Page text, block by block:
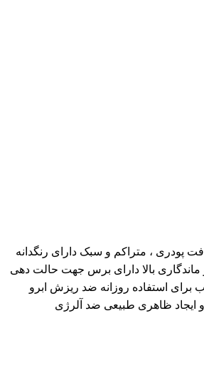
پودری ، متراکم و سبک دارای رنگدانه
بالا دارای برس جهت حالت دهی
برای استفاده روزانه ضد ریزش ابرو
ایجاد ظاهری طبیعی ضد آلرژی